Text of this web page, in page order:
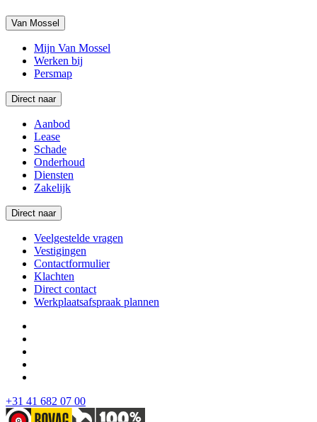
Van Mossel
Mijn Van Mossel
Werken bij
Persmap
Direct naar
Aanbod
Lease
Schade
Onderhoud
Diensten
Zakelijk
Direct naar
Veelgestelde vragen
Vestigingen
Contactformulier
Klachten
Direct contact
Werkplaatsafspraak plannen
+31 41 682 07 00